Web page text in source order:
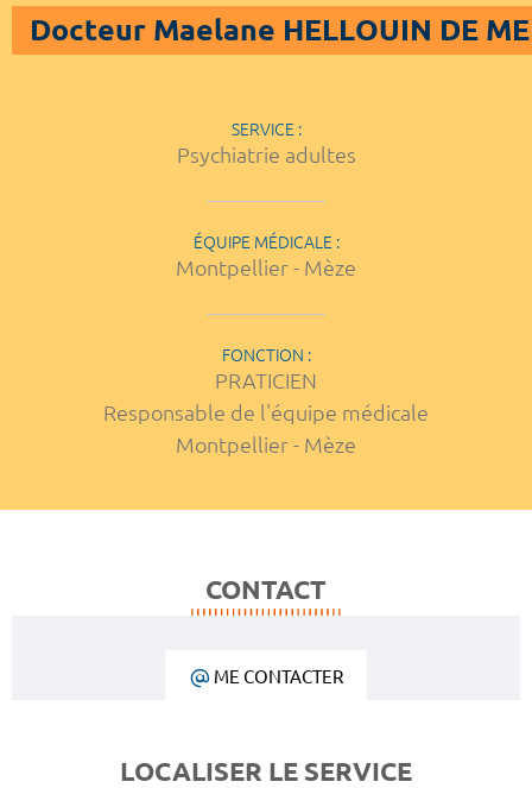
Docteur Maelane HELLOUIN DE
SERVICE :
Psychiatrie adultes
ÉQUIPE MÉDICALE :
Montpellier - Mèze
FONCTION :
PRATICIEN
Responsable de l'équipe médicale
Montpellier - Mèze
CONTACT
ME CONTACTER
LOCALISER LE SERVICE